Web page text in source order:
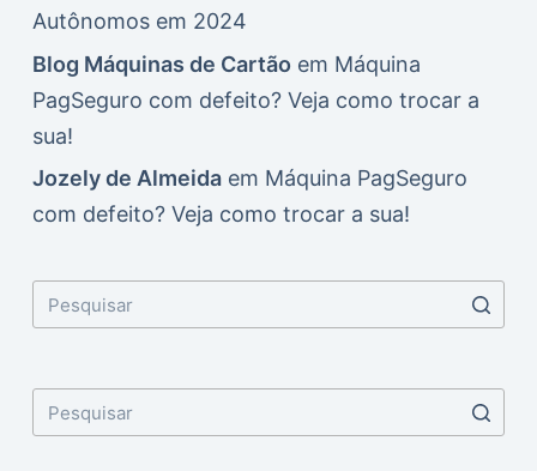
Autônomos em 2024
Blog Máquinas de Cartão em Máquina
PagSeguro com defeito? Veja como trocar a
sua!
Jozely de Almeidaem Máquina PagSeguro
com defeito? Veja como trocar a sua!